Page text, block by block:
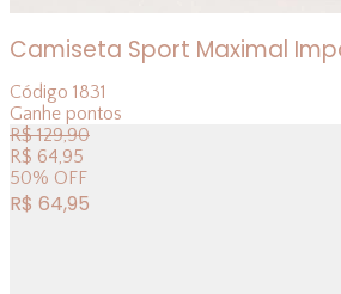
Camiseta Sport Maximal
Código 1831
Ganhe pontos
R$129,90
R$ 64,95
50% OFF
R$ 64,95